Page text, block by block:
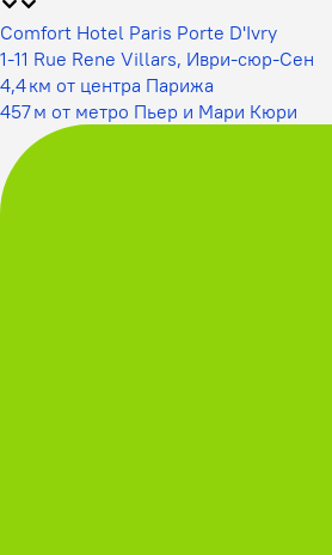
Comfort Hotel Paris Porte D'Ivry
1-11 Rue Rene Villars, Иври-сюр-Сен
4,4 км от центра Парижа
457 м от метро Пьер и Мари Кюри